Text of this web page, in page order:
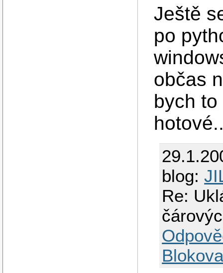
Ještě
po
občas
bych
blog:
Re: